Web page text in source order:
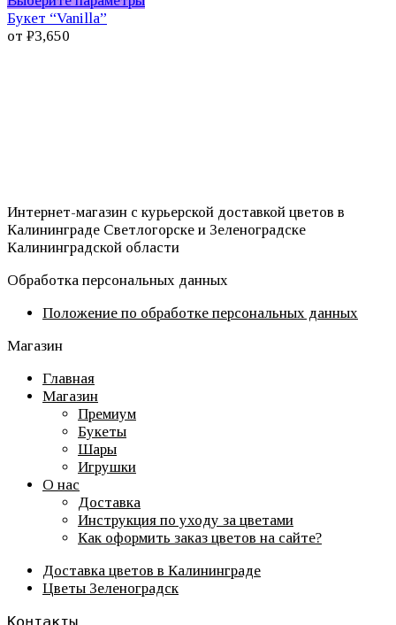
Букет “Vanilla”
от ₽3,650
Интернет-магазин с курьерской доставкой цветов в
Калининграде Светлогорске и Зеленоградске
Калининградской области
Обработка персональных данных
Положение по обработке персональных данных
Магазин
Главная
Магазин
Премиум
Букеты
Шары
Игрушки
О нас
Доставка
Инструкция по уходу за цветами
Как оформить заказ цветов на сайте?
Доставка цветов в Калининграде
Цветы Зеленоградск